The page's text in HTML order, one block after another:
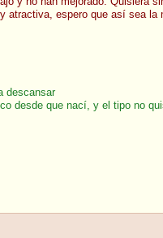
atractiva, espero que así sea la
descansar
desde que nací, y el tipo no